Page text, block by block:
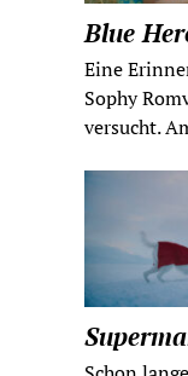
Blue
Eine
Sophy
versucht.